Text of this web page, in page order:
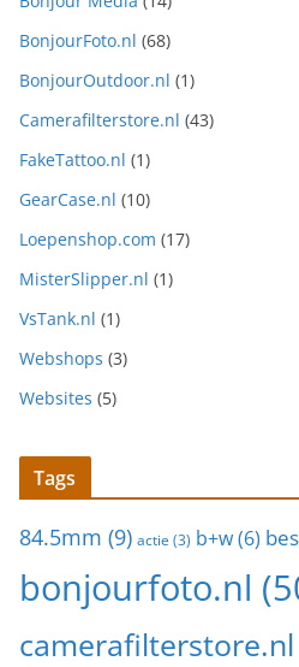
BonjourFoto.nl (68)
BonjourOutdoor.nl (1)
Camerafilterstore.nl (43)
FakeTattoo.nl (1)
GearCase.nl (10)
Loepenshop.com (17)
MisterSlipper.nl (1)
VsTank.nl (1)
Webshops (3)
Websites (5)
Tags
84.5mm (9) actie (3) b+w(6)
bonjourfoto.nl
camerafilterstore.nl